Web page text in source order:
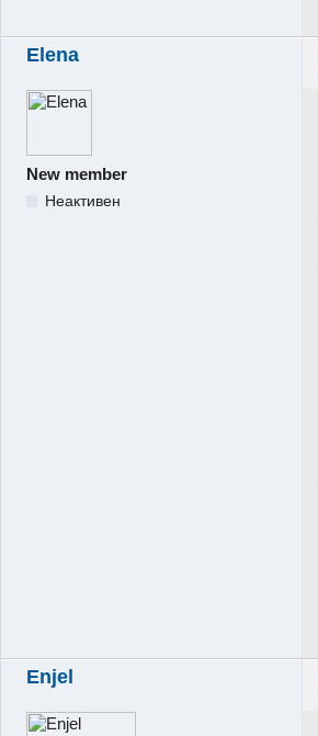
Elena
New member
Неактивен
Enjel